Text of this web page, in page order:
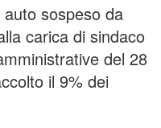
sospeso da
carica di sindaco
del 28
il 9% dei